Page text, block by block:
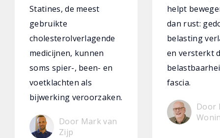
Statines, de meest
gebruikte
cholesterolverlagende
medicijnen, kunnen
soms spier-, been- en
voetklachten als
bijwerking veroorzaken.
Door Mark van
Zijp
helpt
dan rust:
belasting
en versterkt
fascia.
Door